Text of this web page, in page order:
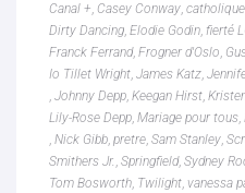
Canal +, Casey Conway, catholique
Dirty Dancing, Elodie Godin, fierté
Franck Ferrand, Frogner d'Oslo,
Io Tillet Wright, James Katz,
, Johnny Depp, Keegan Hirst,
Lily-Rose Depp, Mariage pour tous,
, Nick Gibb, pretre, Sam Stanley,
Smithers Jr. , Springfield, Sydney
Tom Bosworth, Twilight, vanessa